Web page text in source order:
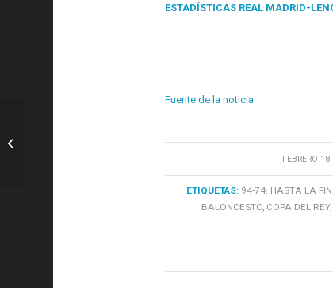
ESTADÍSTICAS REAL MADRID-
Fuente de la noticia
FEBRERO
/
ETIQUETAS: 94-74: HASTA LA
BALONCESTO, COPA DEL REY,